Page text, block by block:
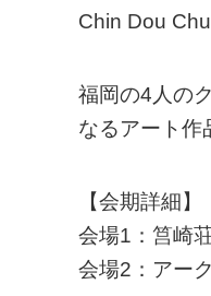
Chin Dou
福岡の4人の
なるアート作
【会期詳細】
会場1：筥崎
会場2：アー